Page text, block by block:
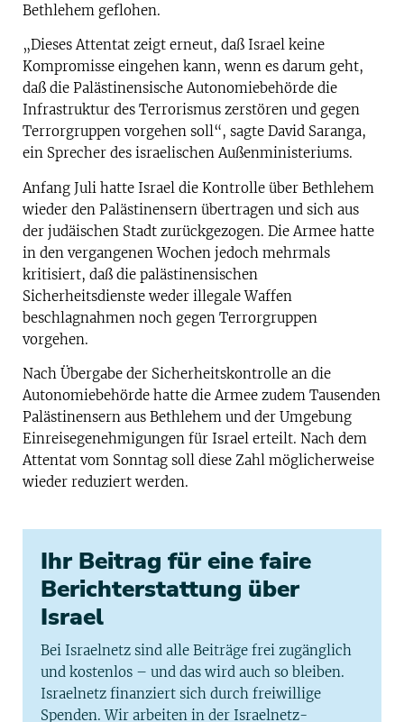
Bethlehem geflohen.
„Dieses Attentat zeigt erneut, daß Israel keine
Kompromisse eingehen kann, wenn es darum geht,
daß die Palästinensische Autonomiebehörde die
Infrastruktur des Terrorismus zerstören und gegen
Terrorgruppen vorgehen soll“, sagte David Saranga,
ein Sprecher des israelischen Außenministeriums.
Anfang Juli hatte Israel die Kontrolle über Bethlehem
wieder den Palästinensern übertragen und sich aus
der judäischen Stadt zurückgezogen. Die Armee hatte
in den vergangenen Wochen jedoch mehrmals
kritisiert, daß die palästinensischen
Sicherheitsdienste weder illegale Waffen
beschlagnahmen noch gegen Terrorgruppen
vorgehen.
Nach Übergabe der Sicherheitskontrolle an die
Autonomiebehörde hatte die Armee zudem Tausenden
Palästinensern aus Bethlehem und der Umgebung
Einreisegenehmigungen für Israel erteilt. Nach dem
Attentat vom Sonntag soll diese Zahl möglicherweise
wieder reduziert werden.
Ihr Beitrag für eine faire
Berichterstattung über
Israel
Bei Israelnetz sind alle Beiträge frei zugänglich
und kostenlos – und das wird auch so bleiben.
Israelnetz finanziert sich durch freiwillige
Spenden. Wir arbeiten in der Israelnetz-